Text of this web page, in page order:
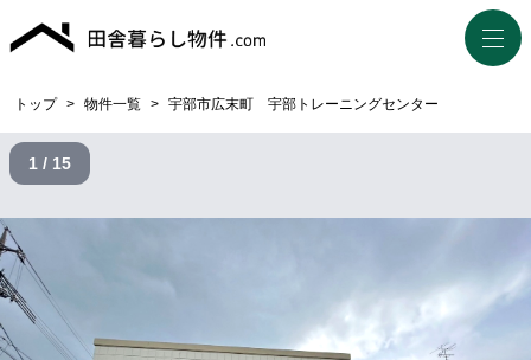
トップ > 物件一覧 > 宇部市広末町 宇部トレーニングセンター
1 / 15